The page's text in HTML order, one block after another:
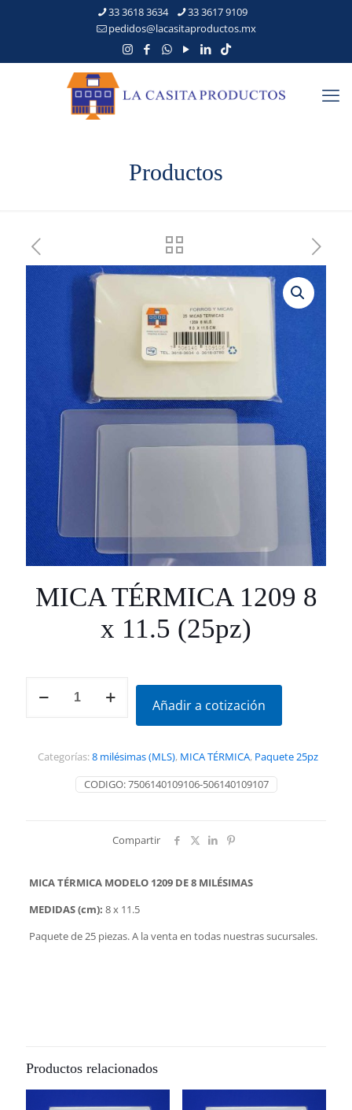
33 3618 3634
33 3617 9109
pedidos@lacasitaproductos.mx
Productos
MICA TÉRMICA 1209 8
x 11.5 (25pz)
TÉRMICA
11.5
Añadir a cotización
CODIGO:7506140109106-506140109107
Categorías:8 milésimas (MLS), MICA TÉRMICA, Paquete 25pz
Compartir
MICA TÉRMICA MODELO 1209 DE 8 MILÉSIMAS
MEDIDAS (cm): 8 x 11.5
Paquete de 25 piezas. A la venta en todas nuestras sucursales.
Productos relacionados